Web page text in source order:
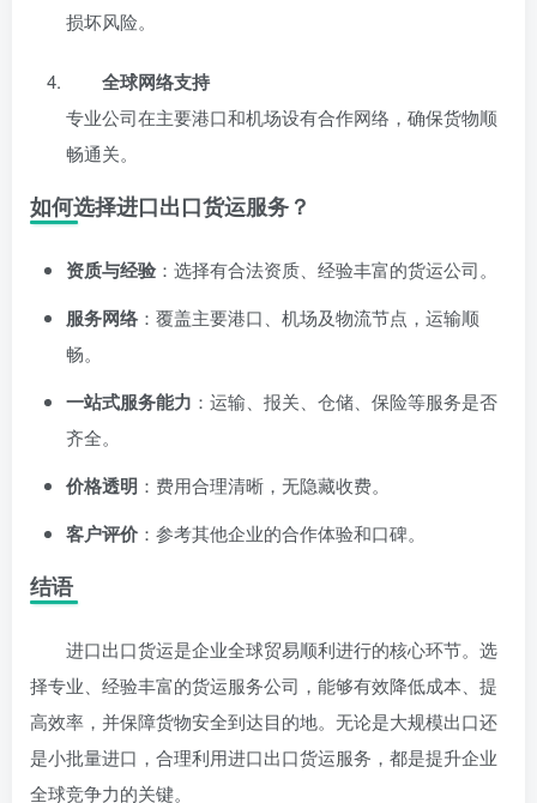
损坏风险。
全球网络支持
专业公司在主要港口和机场设有合作网络，确保货物顺
畅通关。
如何选择进口出口货运服务？
资质与经验：选择有合法资质、经验丰富的货运公司。
服务网络 ：覆盖主要港口、机场及物流节点，运输顺
畅。
一站式服务能力 ：运输、报关、仓储、保险等服务是否
齐全。
价格透明 ：费用合理清晰，无隐藏收费。
客户评价 ：参考其他企业的合作体验和口碑。
结语
进口出口货运是企业全球贸易顺利进行的核心环节。选
择专业、经验丰富的货运服务公司，能够有效降低成本、提
高效率，并保障货物安全到达目的地。无论是大规模出口还
是小批量进口，合理利用进口出口货运服务，都是提升企业
全球竞争力的关键。